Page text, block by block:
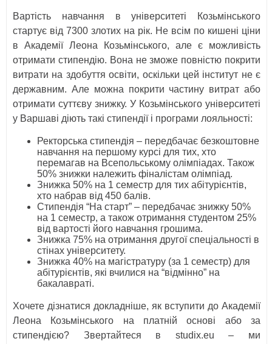
Вартість навчання в університеті Козьмінського
стартує від 7300 злотих на рік. Не всім по кишені ціни
в Академії Леона Козьмінського, але є можливість
отримати стипендію. Вона не зможе повністю покрити
витрати на здобуття освіти, оскільки цей інститут не є
державним. Але можна покрити частину витрат або
отримати суттєву знижку. У Козьмінського університеті
у Варшаві діють такі стипендії і програми лояльності:
Ректорська стипендія – передбачає безкоштовне
навчання на першому курсі для тих, хто
перемагав на Всепольському олімпіадах. Також
50% знижки належить фіналістам олімпіад.
Знижка 50% на 1 семестр для тих абітурієнтів,
хто набрав від 450 балів.
Стипендія “На старт” – передбачає знижку 50%
на 1 семестр, а також отримання студентом 25%
від вартості його навчання грошима.
Знижка 75% на отримання другої спеціальності в
стінах університету.
Знижка 40% на магістратуру (за 1 семестр) для
абітурієнтів, які вчилися на “відмінно” на
бакалавраті.
Хочете дізнатися докладніше, як вступити до Академії
Леона Козьмінського на платній основі або за
стипендією? Звертайтеся в studix.eu – ми